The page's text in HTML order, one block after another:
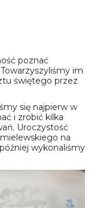
poznać
im
świętego przez
się najpierw w
i zrobić kilka
Uroczystość
na
wykonaliśmy